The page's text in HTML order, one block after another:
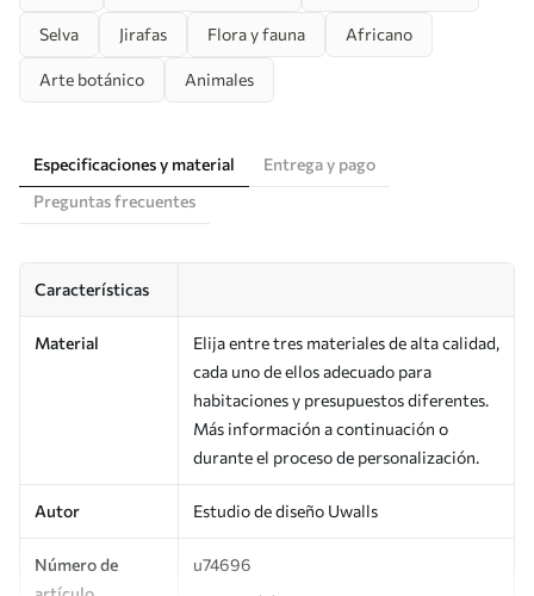
Selva Jirafas Flora y fauna Africano
Arte botánico Animales
Especificaciones y material
Entrega y pago
Preguntas frecuentes
Características
Material
Elija entre tres materiales de alta calidad,
cada uno de ellos adecuado para
habitaciones y presupuestos diferentes.
Más información a continuación o
durante el proceso de personalización.
Autor Estudio de diseño Uwalls
Número de
u74696